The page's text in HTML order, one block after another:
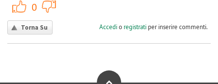
0
Torna Su Accedio registratiper inserire commenti.